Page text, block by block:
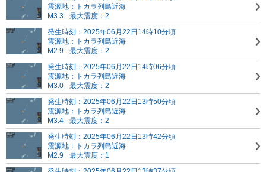
震源地：トカラ列島近海
M3.3
最大震度：2
発生時刻：2025年06月22日14時10分頃
震源地：トカラ列島近海
M2.9
最大震度：2
発生時刻：2025年06月22日14時06分頃
震源地：トカラ列島近海
M3.0
最大震度：2
発生時刻：2025年06月22日13時50分頃
震源地：トカラ列島近海
M3.4
最大震度：2
発生時刻：2025年06月22日13時42分頃
震源地：トカラ列島近海
M2.9
最大震度：1